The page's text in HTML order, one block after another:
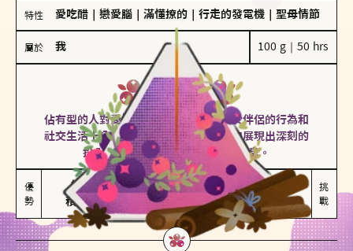
特性 愛吃醋 戀愛腦 滿懂撩的 行走的發電機 聖母情節
屬於 我 100 g｜50 hrs
佔有型
胡椒、肉桂
佔有型的人對愛情有強烈的保護欲，對於伴侶的行為和
社交生活十分敏感、容易吃醋。在關係中展現出深刻的
投入和激情，但也可能讓人感到窒息。
優
勢
能建立緊密關係
積極維繫關係熱度
嫉妒心較強
可能出現控制欲
挑
戰